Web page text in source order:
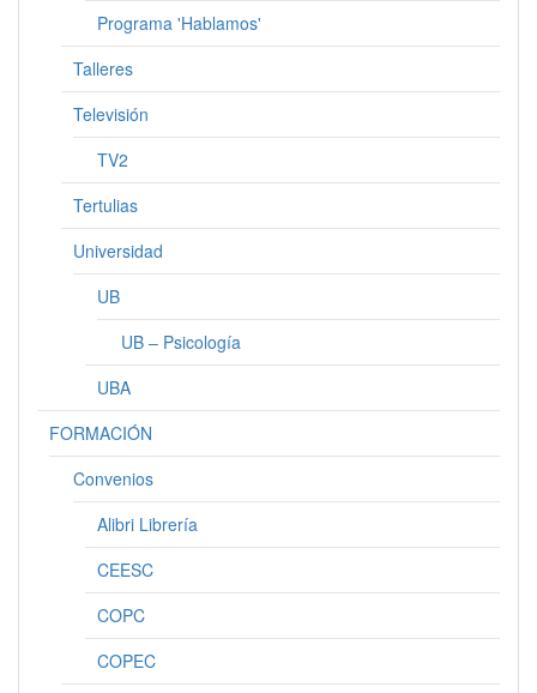
Programa 'Hablamos'
Talleres
Televisión
TV2
Tertulias
Universidad
UB
UB – Psicología
UBA
FORMACIÓN
Convenios
Alibri Librería
CEESC
COPC
COPEC